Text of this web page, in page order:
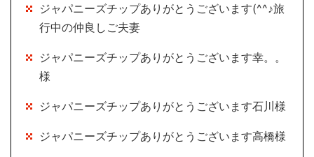
ジャパニーズチップありがとうございます(^^♪旅
行中の仲良しご夫妻
ジャパニーズチップありがとうございます幸。。
様
ジャパニーズチップありがとうございます石川様
ジャパニーズチップありがとうございます高橋様